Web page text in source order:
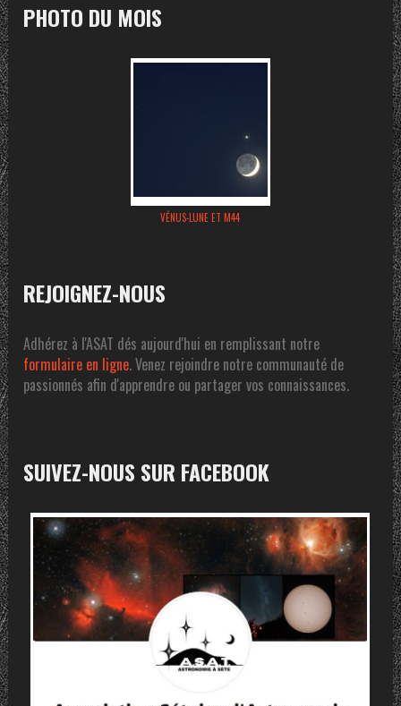
PHOTO DU MOIS
VÉNUS-LUNE ET M44
REJOIGNEZ-NOUS
Adhérez à l'ASAT dés aujourd'hui en remplissant notre
formulaire en ligne. Venez rejoindre notre communauté de
passionnés afin d'apprendre ou partager vos connaissances.
SUIVEZ-NOUS SUR FACEBOOK